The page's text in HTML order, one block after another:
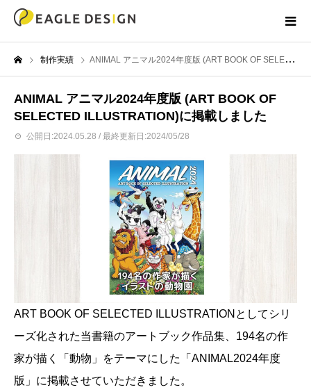
制作実績 ANIMAL アニマル2024年度版 (ART BOOK OF SELECTED ILLUSTRATION)に掲載しました
ANIMAL アニマル2024年度版 (ART BOOK OF
SELECTED ILLUSTRATION)に掲載しました
公開日:2024.05.28 / 最終更新日:2024/05/28
ART BOOK OF SELECTED ILLUSTRATIONとしてシリ
ーズ化された当書籍のアートブック作品集、194名の作
家が描く「動物」をテーマにした「ANIMAL2024年度
版」に掲載させていただきました。